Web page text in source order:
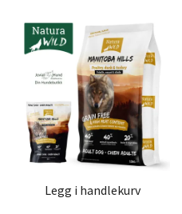
Legg i handlekurv